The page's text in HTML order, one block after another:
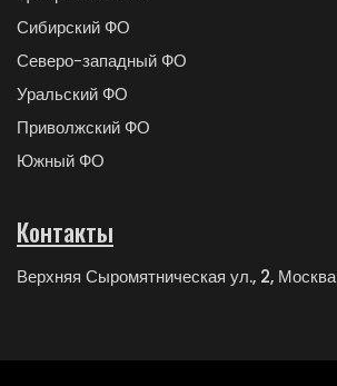
Сибирский ФО
Северо-западный ФО
Уральский ФО
Приволжский ФО
Южный ФО
Контакты
Верхняя Сыромятническая ул., 2, Москва